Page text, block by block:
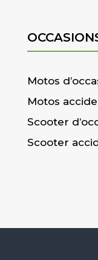
Motos
Motos
Scooter
Scooter